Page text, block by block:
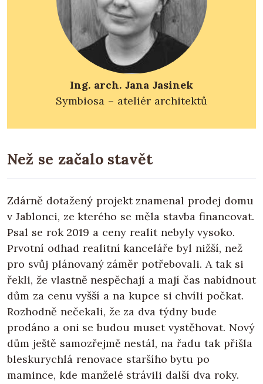
Ing. arch. Jana Jasinek
Symbiosa – ateliér architektů
Než se začalo stavět
Zdárně dotažený projekt znamenal prodej domu
v Jablonci, ze kterého se měla stavba financovat.
Psal se rok 2019 a ceny realit nebyly vysoko.
Prvotní odhad realitní kanceláře byl nižší, než
pro svůj plánovaný záměr potřebovali. A tak si
řekli, že vlastně nespěchají a mají čas nabídnout
dům za cenu vyšší a na kupce si chvíli počkat.
Rozhodně nečekali, že za dva týdny bude
prodáno a oni se budou muset vystěhovat. Nový
dům ještě samozřejmě nestál, na řadu tak přišla
bleskurychlá renovace staršího bytu po
mamince, kde manželé strávili další dva roky.